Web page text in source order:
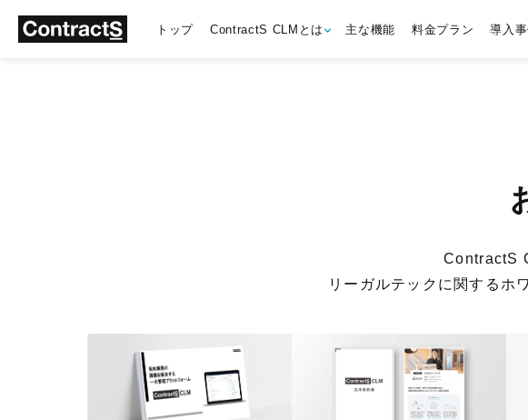
トップ ContractS CLMとは 主な機能 料金プラン 導入
ContractS
リーガルテックに関するホ